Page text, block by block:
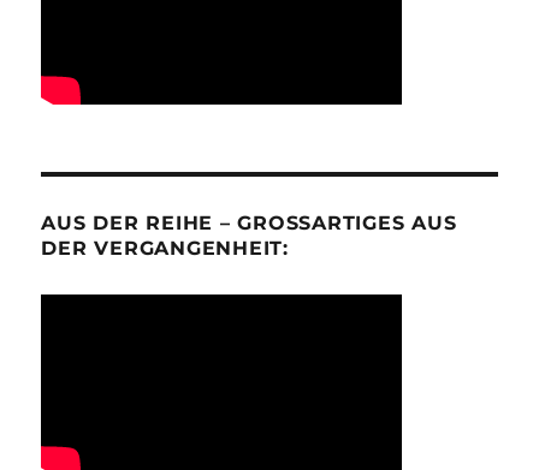
AUS DER REIHE – GROSSARTIGES AUS D
ER VERGANGENHEIT: